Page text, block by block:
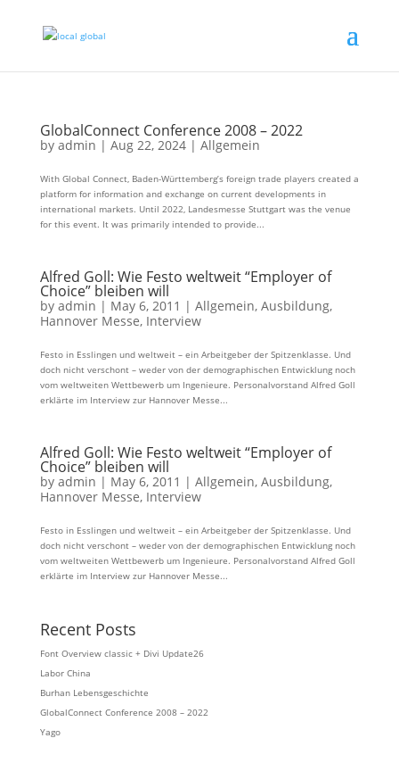
GlobalConnect Conference 2008 – 2022
by admin | Aug 22, 2024| Allgemein
With Global Connect, Baden-Württemberg’s foreign trade players created a
platform for information and exchange on current developments in
international markets. Until 2022, Landesmesse Stuttgart was the venue
for this event. It was primarily intended to provide...
Alfred Goll: Wie Festo weltweit “Employer of
Choice” bleiben will
by admin | May 6, 2011 | Allgemein, Ausbildung,
Hannover Messe, Interview
Festo in Esslingen und weltweit – ein Arbeitgeber der Spitzenklasse. Und
doch nicht verschont – weder von der demographischen Entwicklung noch
vom weltweiten Wettbewerb um Ingenieure. Personalvorstand Alfred Goll
erklärte im Interview zur Hannover Messe...
Alfred Goll: Wie Festo weltweit “Employer of
Choice” bleiben will
by admin | May 6, 2011 | Allgemein, Ausbildung,
Hannover Messe, Interview
Festo in Esslingen und weltweit – ein Arbeitgeber der Spitzenklasse. Und
doch nicht verschont – weder von der demographischen Entwicklung noch
vom weltweiten Wettbewerb um Ingenieure. Personalvorstand Alfred Goll
erklärte im Interview zur Hannover Messe...
Recent Posts
Font Overview classic + Divi Update26
Labor China
Burhan Lebensgeschichte
GlobalConnect Conference 2008 – 2022
Yago